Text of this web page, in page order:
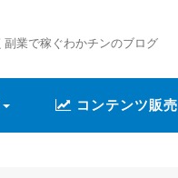
副業で稼ぐわかチンのブログ
コンテンツ販売